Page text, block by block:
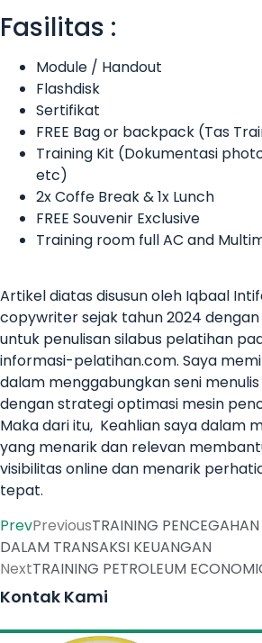
Fasilitas :
Module / Handout
Flashdisk
Sertifikat
FREE Bag or backpack (Tas
Training Kit (Dokumentasi
etc)
2x Coffe Break & 1x Lunch
FREE Souvenir Exclusive
Training room full AC and
Artikel diatas disusun oleh Iqbaal
copywriter sejak tahun 2024 dengan
untuk penulisan silabus pelatihan
informasi-pelatihan.com. Saya
dalam menggabungkan seni
dengan strategi optimasi mesin
Maka dari itu, Keahlian saya dalam
yang menarik dan relevan
visibilitas online dan menarik
tepat.
PrevPreviousTRAINING
DALAM TRANSAKSI KEUANGAN
NextTRAINING PETROLEUM
Kontak Kami